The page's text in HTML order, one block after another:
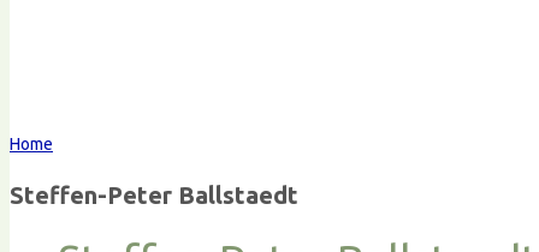
Home
Steffen-Peter Ballstaedt